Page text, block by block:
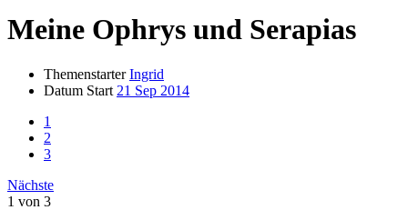
Meine Ophrys und Serapias
Themenstarter Ingrid
Datum Start 21 Sep 2014
1
2
3
Nächste
1 von 3